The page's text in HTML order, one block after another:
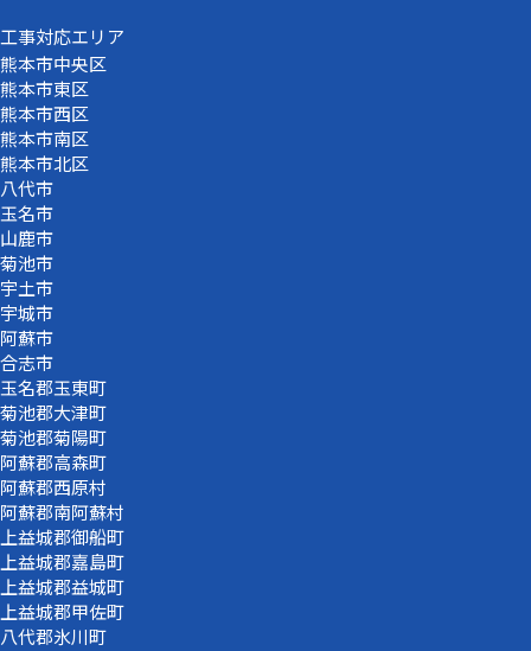
工事対応エリア
熊本市中央区
熊本市東区
熊本市西区
熊本市南区
熊本市北区
八代市
玉名市
山鹿市
菊池市
宇土市
宇城市
阿蘇市
合志市
玉名郡玉東町
菊池郡大津町
菊池郡菊陽町
阿蘇郡高森町
阿蘇郡西原村
阿蘇郡南阿蘇村
上益城郡御船町
上益城郡嘉島町
上益城郡益城町
上益城郡甲佐町
八代郡氷川町